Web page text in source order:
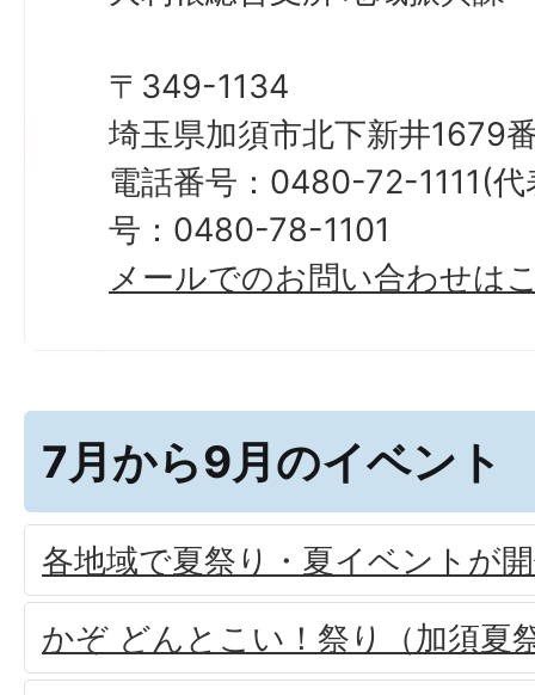
〒349-1134
埼玉県加須市北下新井1679
電話番号：0480-72-1111(
号：0480-78-1101
メールでのお問い合わせは
7月から9月のイベント
各地域で夏祭り・夏イベントが
かぞ どんとこい！祭り（加須夏